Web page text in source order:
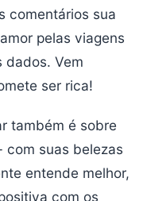
comentários sua
pelas viagens
dados. Vem
ser rica!
também é sobre
com suas belezas
entende melhor,
com os